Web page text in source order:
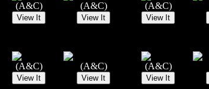
(A&C) (A&C) (A&C)
(A&C) (A&C) (A&C)